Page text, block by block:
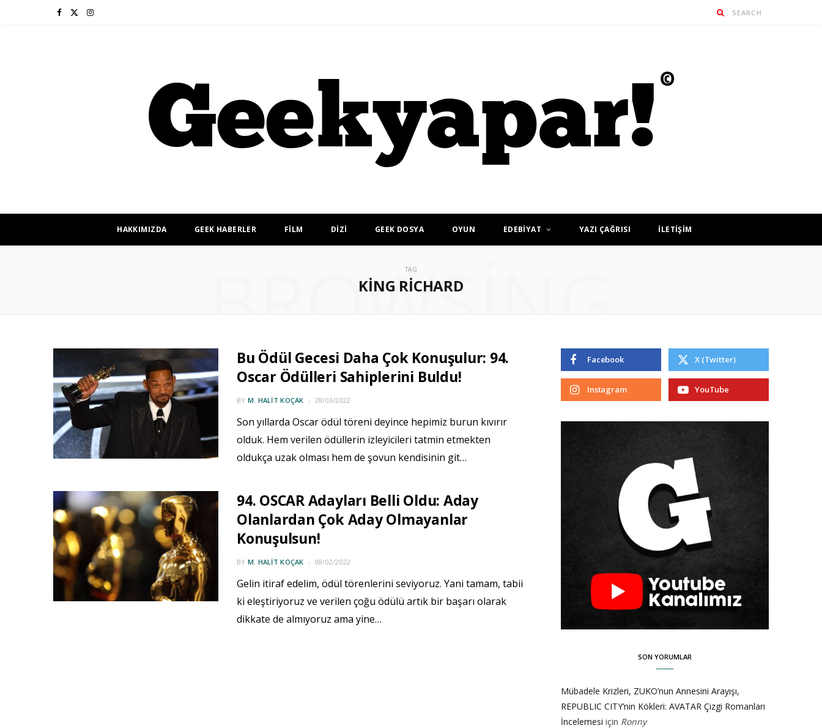
F I
HAKKIMIZDA GEEK HABERLER FİLM DİZİ GEEK DOSYA OYUN EDEBİYAT YAZI ÇAĞRISI İLETİŞİM
TAG
KING RICHARD
BROWSING
Bu Ödül Gecesi Daha Çok Konuşulur: 94.
Oscar Ödülleri Sahiplerini Buldu!
BY M. HALIT KOÇAK 28/03/2022
Son yıllarda Oscar ödül töreni deyince hepimiz burun kıvırır
olduk. Hem verilen ödüllerin izleyicileri tatmin etmekten
oldukça uzak olması hem de şovun kendisinin git…
94. OSCAR Adayları Belli Oldu: Aday
Olanlardan Çok Aday Olmayanlar
Konuşulsun!
BY M. HALIT KOÇAK 08/02/2022
Gelin itiraf edelim, ödül törenlerini seviyoruz. Yani tamam, tabii
ki eleştiriyoruz ve verilen çoğu ödülü artık bir başarı olarak
dikkate de almıyoruz ama yine…
Facebook X (Twitter)
Instagram YouTube
SON YORUMLAR
Mübadele Krizleri, ZUKO’nun Annesini Arayışı,
REPUBLIC CITY’nin Kökleri: AVATAR Çizgi Romanları
İncelemesi için Ronny